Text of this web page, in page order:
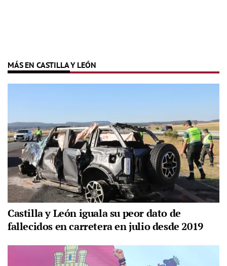
MÁS EN CASTILLA Y LEÓN
Castilla y León iguala su peor dato de
fallecidos en carretera en julio desde 2019